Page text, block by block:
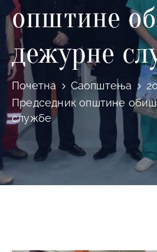
Актуелности
Документа
Горњи
Милановац
општине
дежурне
Почетна Саопштења
Председник општине
службе